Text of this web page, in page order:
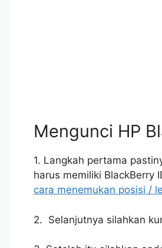
Mengunci HP
1. Langkah pertama
harus memiliki BlackBerry
cara menemukan posisi /
2. Selanjutnya silahkan